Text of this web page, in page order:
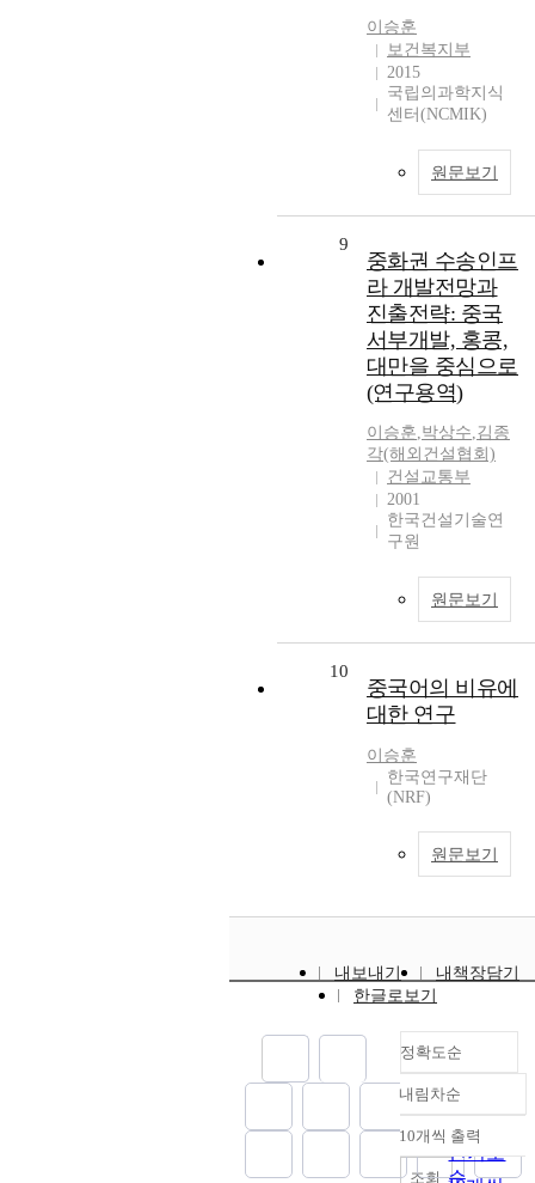
이승훈
보건복지부
2015
국립의과학지식
센터(NCMIK)
원문보기
9
중화권 수송인프
라 개발전망과
진출전략: 중국
서부개발, 홍콩,
대만을 중심으로
(연구용역)
이승훈,박상수,김종
각(해외건설협회)
건설교통부
2001
한국건설기술연
구원
원문보기
10
중국어의 비유에
대한 연구
이승훈
한국연구재단
(NRF)
원문보기
내보내기
내책장담기
한글로보기
정확도순
정확도
순
인기도
순
내림차순
내림차순
10개씩 출력
조회